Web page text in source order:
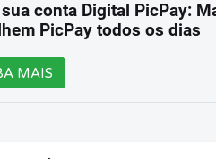
conta Digital PicPay:
PicPay todos os dias
MAIS